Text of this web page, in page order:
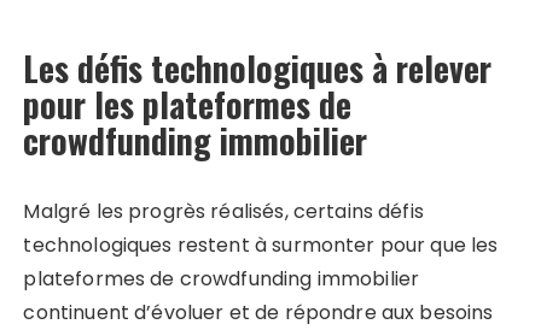
Les défis technologiques à relever
pour les plateformes de
crowdfunding immobilier
Malgré les progrès réalisés, certains défis
technologiques restent à surmonter pour que les
plateformes de crowdfunding immobilier
continuent d’évoluer et de répondre aux besoins